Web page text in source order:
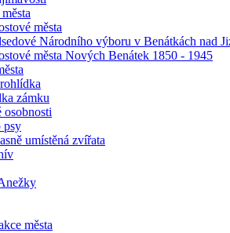
města
Národního výboru v Benátkách nad
města Nových Benátek 1850 - 1945
zámku
osobnosti
psy
umístěná zvířata
města